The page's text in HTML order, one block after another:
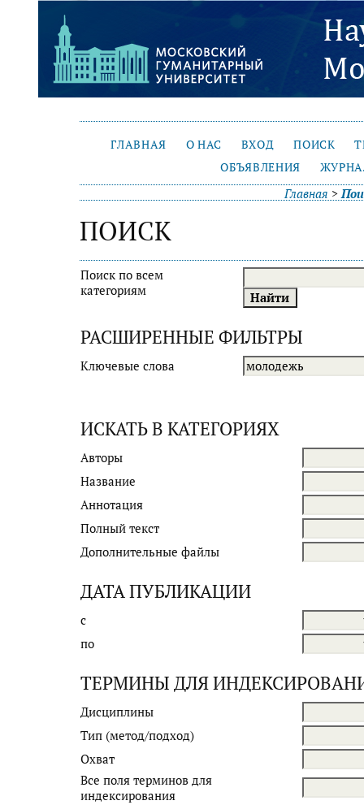
ГЛАВНАЯ О НАС ВХОД ПОИСК
ОБЪЯВЛЕНИЯ
Главная >
ПОИСК
Поиск по всем
категориям
РАСШИРЕННЫЕ ФИЛЬТРЫ
Ключевые слова
ИСКАТЬ В КАТЕГОРИЯХ
Авторы
Название
Аннотация
Полный текст
Дополнительные файлы
ДАТА ПУБЛИКАЦИИ
с
по
ТЕРМИНЫ ДЛЯ
Дисциплины
Тип (метод/подход)
Охват
Все поля терминов для
индексирования